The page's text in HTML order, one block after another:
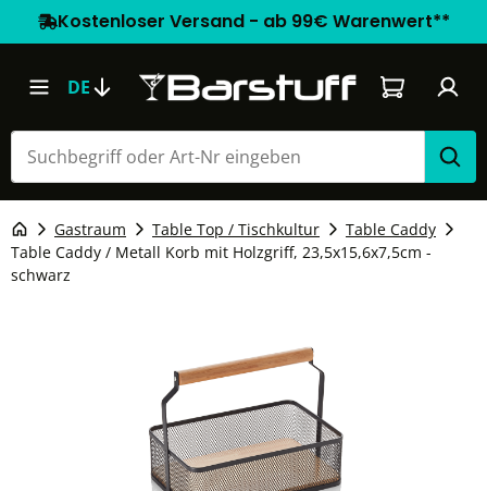
Kostenloser Versand - ab 99€ Warenwert**
DE Warenkorb
Gastraum Table Top / Tischkultur
Table Caddy
Table Caddy / Metall Korb mit Holzgriff, 23,5x15,6x7,5cm -
schwarz